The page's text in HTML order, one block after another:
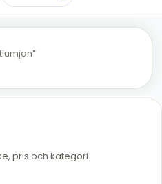
pris och kategori.